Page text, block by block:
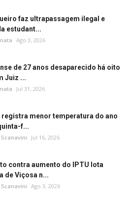
faz ultrapassagem ilegal e
estudant...
Ago 3, 2026
de 27 anos desaparecido há oito
Juiz ...
Jul 31, 2026
registra menor temperatura do ano
f...
Jul 16, 2026
contra aumento do IPTU lota
de Viçosa n...
Ago 3, 2026